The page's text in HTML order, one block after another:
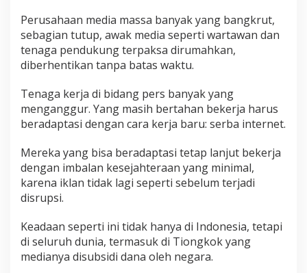
Perusahaan media massa banyak yang bangkrut,
sebagian tutup, awak media seperti wartawan dan
tenaga pendukung terpaksa dirumahkan,
diberhentikan tanpa batas waktu.
Tenaga kerja di bidang pers banyak yang
menganggur. Yang masih bertahan bekerja harus
beradaptasi dengan cara kerja baru: serba internet.
Mereka yang bisa beradaptasi tetap lanjut bekerja
dengan imbalan kesejahteraan yang minimal,
karena iklan tidak lagi seperti sebelum terjadi
disrupsi.
Keadaan seperti ini tidak hanya di Indonesia, tetapi
di seluruh dunia, termasuk di Tiongkok yang
medianya disubsidi dana oleh negara.